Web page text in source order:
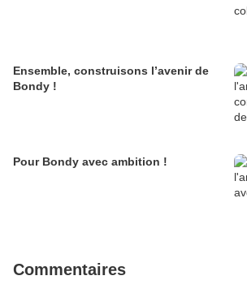
Ensemble, construisons l’avenir de
Bondy !
Pour Bondy avec ambition !
Commentaires